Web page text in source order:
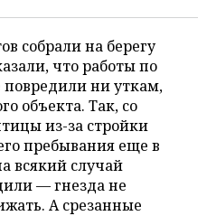
собрали на берегу
что работы по
повредили ни уткам,
объекта. Так, со
из-за стройки
пребывания еще в
всякий случай
— гнезда не
А срезанные